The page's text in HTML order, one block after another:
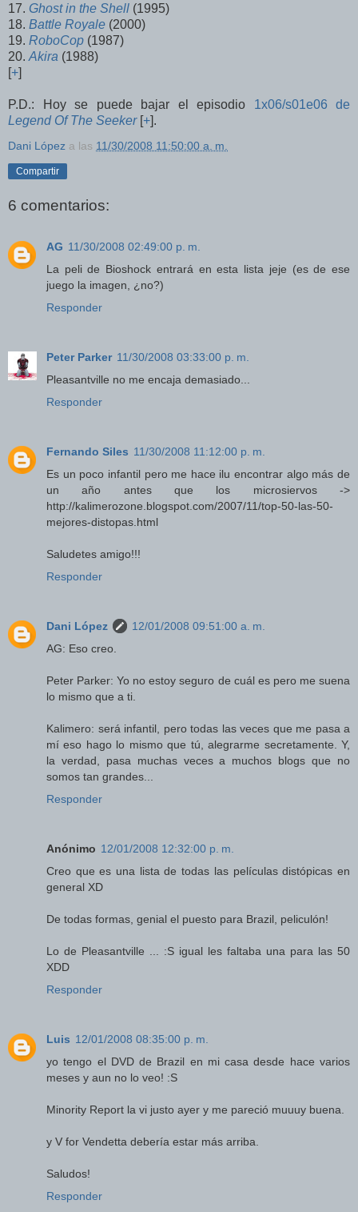
17. Ghost in the Shell (1995)
18. Battle Royale (2000)
19. RoboCop (1987)
20. Akira (1988)
[+]
P.D.: Hoy se puede bajar el episodio 1x06/s01e06 de
Legend Of The Seeker[+].
Dani López a las 11/30/2008 11:50:00 a. m.
Compartir
6 comentarios:
AG 11/30/2008 02:49:00 p. m.
La peli de Bioshock entrará en esta lista jeje (es de ese
juego la imagen, ¿no?)
Responder
Peter Parker 11/30/2008 03:33:00 p. m.
Pleasantville no me encaja demasiado...
Responder
Fernando Siles 11/30/2008 11:12:00 p. m.
Es un poco infantil pero me hace ilu encontrar algo más de
un año antes que los microsiervos ->
http://kalimerozone.blogspot.com/2007/11/top-50-las-50-
mejores-distopas.html
Saludetes amigo!!!
Responder
Dani López
12/01/2008 09:51:00 a. m.
AG: Eso creo.
Peter Parker: Yo no estoy seguro de cuál es pero me suena
lo mismo que a ti.
Kalimero: será infantil, pero todas las veces que me pasa a
mí eso hago lo mismo que tú, alegrarme secretamente. Y,
la verdad, pasa muchas veces a muchos blogs que no
somos tan grandes...
Responder
Anónimo 12/01/2008 12:32:00 p. m.
Creo que es una lista de todas las películas distópicas en
general XD
De todas formas, genial el puesto para Brazil, peliculón!
Lo de Pleasantville ... :S igual les faltaba una para las 50
XDD
Responder
Luis 12/01/2008 08:35:00 p. m.
yo tengo el DVD de Brazil en mi casa desde hace varios
meses y aun no lo veo! :S
Minority Report la vi justo ayer y me pareció muuuy buena.
y V for Vendetta debería estar más arriba.
Saludos!
Responder